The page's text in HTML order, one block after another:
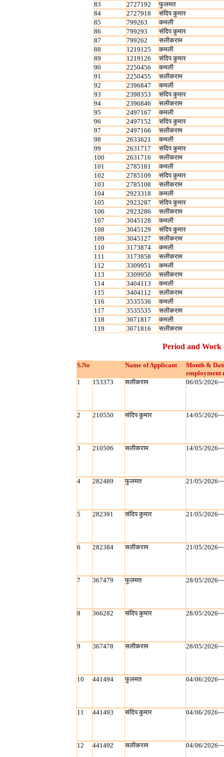
83
2727192
फुलमत
84
2727918
संदिप कुमार
85
799263
कमली
86
799293
संदिप कुमार
87
799262
सलीकराम
88
1219125
कमली
89
1219126
संदिप कुमार
90
2250456
कमली
91
2250455
सलीकराम
92
2396847
कमली
93
2398353
संदिप कुमार
94
2396846
सलीकराम
95
2497167
कमली
96
2497152
संदिप कुमार
97
2497166
सलीकराम
98
2633621
कमली
99
2631717
संदिप कुमार
100
2631716
सलीकराम
101
2785181
कमली
102
2785109
संदिप कुमार
103
2785108
सलीकराम
104
2923318
कमली
105
2923287
संदिप कुमार
106
2923286
सलीकराम
107
3045128
कमली
108
3045129
संदिप कुमार
109
3045127
सलीकराम
110
3173874
कमली
111
3173858
सलीकराम
112
3309951
कमली
113
3309950
सलीकराम
114
3404113
कमली
115
3404112
सलीकराम
116
3535536
कमली
117
3535535
सलीकराम
118
3671817
कमली
119
3671816 सलीकराम
Period and Work
S.No Name of Applicant
Month &
employment
1
153373 सलीकराम 06/05/
2 210550 संदिप कुमार 14/05/
3 210506 सलीकराम 14/05/
4 282489 फुलमत 21/05/
5 282391 संदिप कुमार 21/05/
6 282384 सलीकराम 21/05/
7 367479 फुलमत 28/05/
8 366282 संदिप कुमार 28/05/
9 367478 सलीकराम 28/05/
10 441494 फुलमत 04/06/
11 441493 संदिप कुमार 04/06/
12 441492 सलीकराम 04/06/